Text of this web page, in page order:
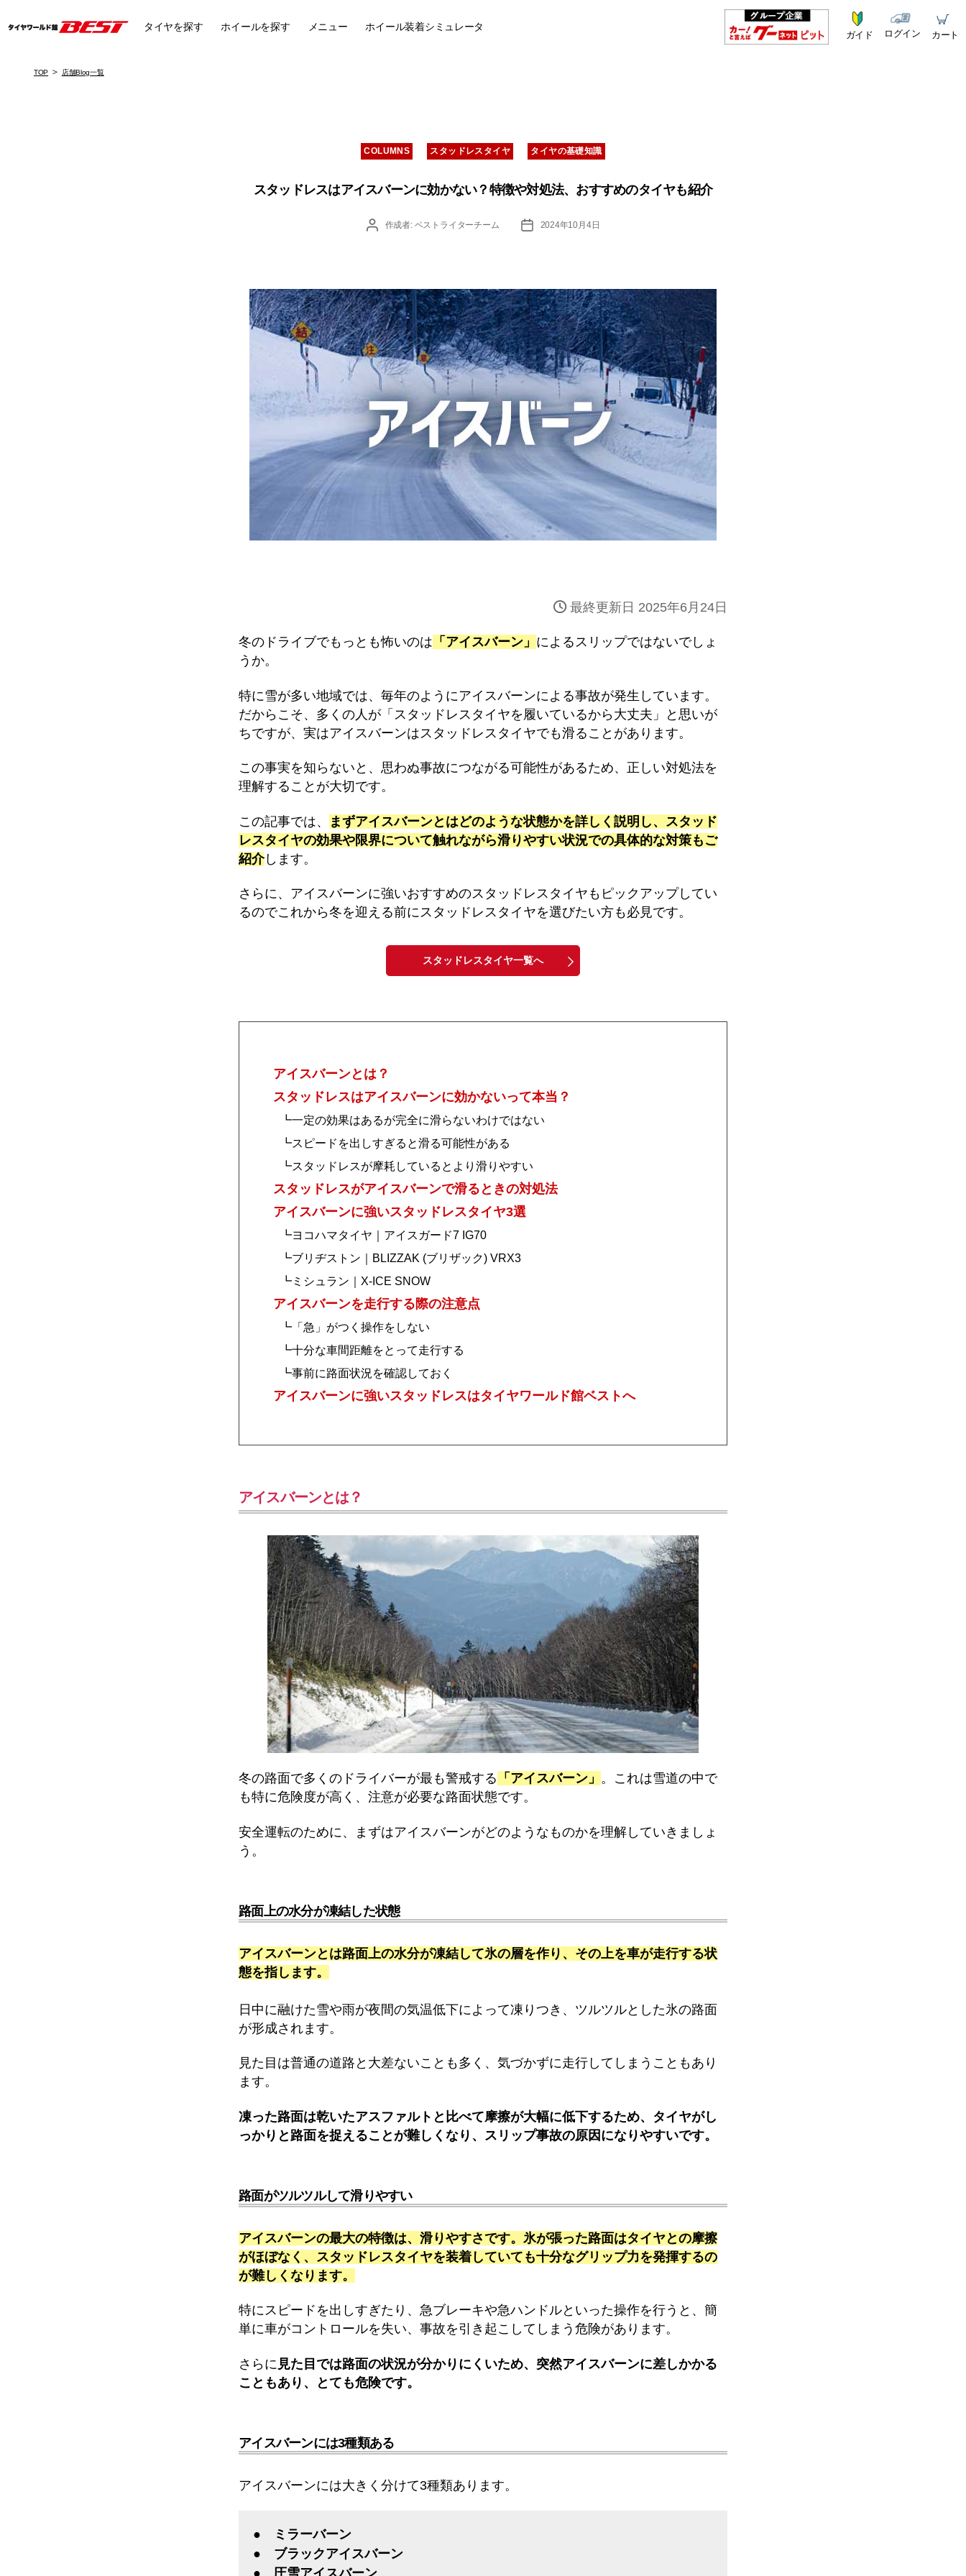
タイヤを探す ホイールを探す メニュー ホイール装着シミュレータ
ガイド ログイン カート
TOP 店舗Blog一覧
カ
テ
ー
COLUMNS スタッドレスタイヤ タイヤの基礎知識
スタッドレスはアイスバーンに効かない？特徴や対処法、おすすめのタイヤも紹介
投
作成者: ベストライターチーム
投
2024年10月4日
最終更新日 2025年6月24日
冬のドライブでもっとも怖いのは 「アイスバーン」 によるスリップではないでしょ
うか。
特に雪が多い地域では、毎年のようにアイスバーンによる事故が発生しています。
だからこそ、多くの人が「スタッドレスタイヤを履いているから大丈夫」と思いが
ちですが、実はアイスバーンはスタッドレスタイヤでも滑ることがあります。
この事実を知らないと、思わぬ事故につながる可能性があるため、正しい対処法を
理解することが大切です。
この記事では、
まずアイスバーンとはどのような状態かを詳しく説明し、スタッド
レスタイヤの効果や限界について触れながら滑りやすい状況での具体的な対策もご
紹介します。
さらに、アイスバーンに強いおすすめのスタッドレスタイヤもピックアップしてい
るのでこれから冬を迎える前にスタッドレスタイヤを選びたい方も必見です。
スタッドレスタイヤ一覧へ
アイスバーンとは？
スタッドレスはアイスバーンに効かないって本当？
┗一定の効果はあるが完全に滑らないわけではない
┗スピードを出しすぎると滑る可能性がある
┗スタッドレスが摩耗しているとより滑りやすい
スタッドレスがアイスバーンで滑るときの対処法
アイスバーンに強いスタッドレスタイヤ3選
┗ヨコハマタイヤ｜アイスガード7 IG70
┗ブリヂストン｜BLIZZAK (ブリザック) VRX3
┗ミシュラン｜X-ICE SNOW
アイスバーンを走行する際の注意点
┗「急」がつく操作をしない
┗十分な車間距離をとって走行する
┗事前に路面状況を確認しておく
アイスバーンに強いスタッドレスはタイヤワールド館ベストへ
アイスバーンとは？
冬の路面で多くのドライバーが最も警戒する 「アイスバーン」 。これは雪道の中で
も特に危険度が高く、注意が必要な路面状態です。
安全運転のために、まずはアイスバーンがどのようなものかを理解していきましょ
う。
路面上の水分が凍結した状態
アイスバーンとは路面上の水分が凍結して氷の層を作り、その上を車が走行する状
態を指します。
日中に融けた雪や雨が夜間の気温低下によって凍りつき、ツルツルとした氷の路面
が形成されます。
見た目は普通の道路と大差ないことも多く、気づかずに走行してしまうこともあり
ます。
凍った路面は乾いたアスファルトと比べて摩擦が大幅に低下するため、タイヤがし
っかりと路面を捉えることが難しくなり、スリップ事故の原因になりやすいです。
路面がツルツルして滑りやすい
アイスバーンの最大の特徴は、滑りやすさです。氷が張った路面はタイヤとの摩擦
がほぼなく、スタッドレスタイヤを装着していても十分なグリップ力を発揮するの
が難しくなります。
特にスピードを出しすぎたり、急ブレーキや急ハンドルといった操作を行うと、簡
単に車がコントロールを失い、事故を引き起こしてしまう危険があります。
さらに 見た目では路面の状況が分かりにくいため、突然アイスバーンに差しかかる
こともあり、とても危険です。
アイスバーンには3種類ある
アイスバーンには大きく分けて3種類あります。
● ミラーバーン
● ブラックアイスバーン